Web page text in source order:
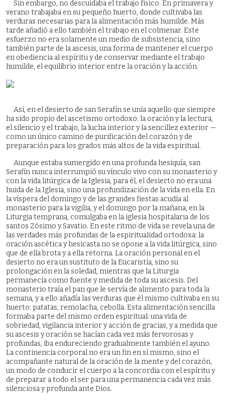
Sin embargo, no descuidaba el trabajo físico. En primavera y
verano trabajaba en su pequeño huerto, donde cultivaba las
verduras necesarias para la alimentación más humilde. Más
tarde añadió a ello también el trabajo en el colmenar. Este
esfuerzo no era solamente un medio de subsistencia, sino
también parte de la ascesis, una forma de mantener el cuerpo
en obediencia al espíritu y de conservar mediante el trabajo
humilde, el equilibrio interior entre la oración y la acción.
Así, en el desierto de san Serafín se unía aquello que siempre
ha sido propio del ascetismo ortodoxo: la oración y la lectura,
el silencio y el trabajo, la lucha interior y la sencillez exterior —
como un único camino de purificación del corazón y de
preparación para los grados más altos de la vida espiritual.
Aunque estaba sumergido en una profunda hesiquía, san
Serafín nunca interrumpió su vínculo vivo con su monasterio y
con la vida litúrgica de la Iglesia, para él, el desierto no era una
huida de la Iglesia, sino una profundización de la vida en ella. En
la víspera del domingo y de las grandes fiestas acudía al
monasterio para la vigilia, y el domingo por la mañana, en la
Liturgia temprana, comulgaba en la iglesia hospitalaria de los
santos Zósimo y Savatio. En este ritmo de vida se revela una de
las verdades más profundas de la espiritualidad ortodoxa: la
oración ascética y hesicasta no se opone a la vida litúrgica, sino
que de ella brota y a ella retorna. La oración personal en el
desierto no era un sustituto de la Eucaristía, sino su
prolongación en la soledad, mientras que la Liturgia
permanecía como fuente y medida de toda su ascesis. Del
monasterio traía el pan que le servía de alimento para toda la
semana, y a ello añadía las verduras que él mismo cultivaba en su
huerto: patatas, remolacha, cebolla. Esta alimentación sencilla
formaba parte del mismo orden espiritual: una vida de
sobriedad, vigilancia interior y acción de gracias, y a medida que
su ascesis y oración se hacían cada vez más fervorosas y
profundas, iba endureciendo gradualmente también el ayuno.
La continencia corporal no era un fin en sí mismo, sino el
acompañante natural de la oración de la mente y del corazón,
un modo de conducir el cuerpo a la concordia con el espíritu y
de preparar a todo el ser para una permanencia cada vez más
silenciosa y profunda ante Dios.